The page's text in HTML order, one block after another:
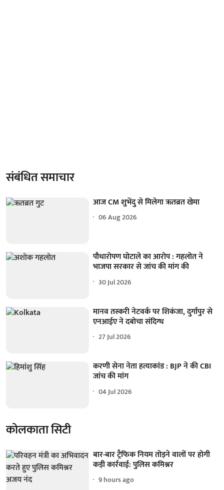
संबंधित समाचार
आज CM शुभेंदु से मिलेगा ऋतब्रत खेमा
06 Aug 2026
पौधारोपण घोटाले का आरोप : गहलोत ने
भाजपा सरकार से जांच की मांग की
30 Jul 2026
मानव तस्करी नेटवर्क पर शिकंजा, दुर्गापुर से
एनआईए ने दबोचा संदिग्ध
27 Jul 2026
करणी सेना नेता हत्याकांड : BJP ने की CBI
जांच की मांग
04 Jul 2026
कोलकाता सिटी
बार-बार ट्रैफिक नियम तोड़ने वालों पर होगी
कड़ी कार्रवाई: पुलिस कमिश्नर
9 hours ago